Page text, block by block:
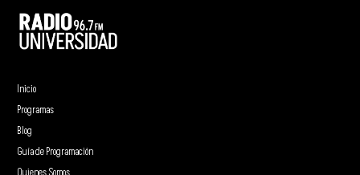
Inicio
Programas
Blog
Guía de Programación